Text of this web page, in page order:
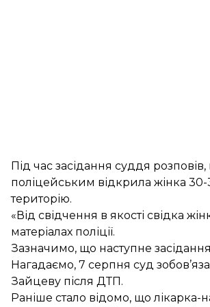
Під час засідання суддя
поліцейським відкрила жінка 30-
територію.
«Від свідчення в якості свідка
матеріалах поліції.
Зазначимо, що наступне
Нагадаємо, 7 серпня суд
Зайцеву після ДТП.
Раніше стало відомо, що